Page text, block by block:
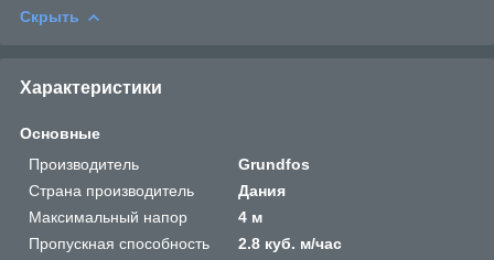
Скрыть
Характеристики
Основные
Производитель
Grundfos
Страна производитель
Дания
Максимальный напор
4 м
Пропускная способность
2.8 куб. м/час